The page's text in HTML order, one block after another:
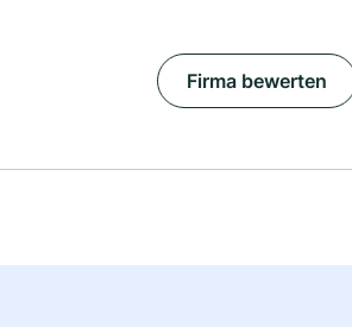
Firma bewerten